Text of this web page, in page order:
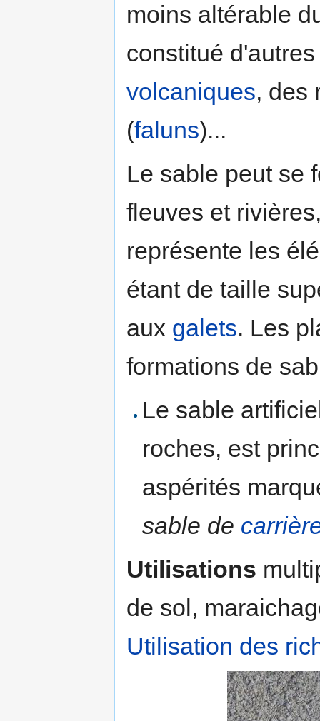
moins altérable
constitué
volcaniques, des
(faluns)...
Le sable peut se
fleuves et
représente les
étant de taille
aux galets. Les
formations de
Le sable
roches, est
aspérités
sable de
Utilisations
de sol,
Utilisation des